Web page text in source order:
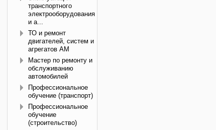
транспортного
электрооборудования
и а...
ТО и ремонт
двигателей, систем и
агрегатов АМ
Мастер по ремонту и
обслуживанию
автомобилей
Профессиональное
обучение (транспорт)
Профессиональное
обучение
(строительство)